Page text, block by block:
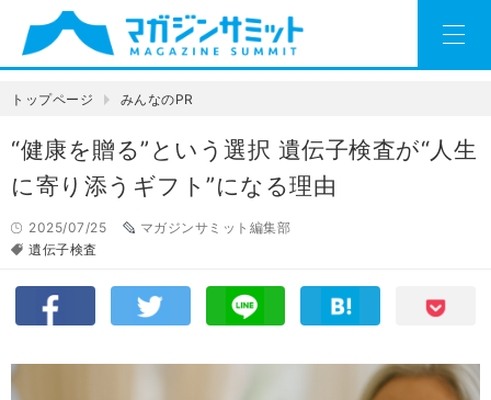
トップページ みんなのPR
“健康を贈る”という選択 遺伝子検査が“人生
に寄り添うギフト”になる理由
2025/07/25
マガジンサミット編集部
遺伝子検査